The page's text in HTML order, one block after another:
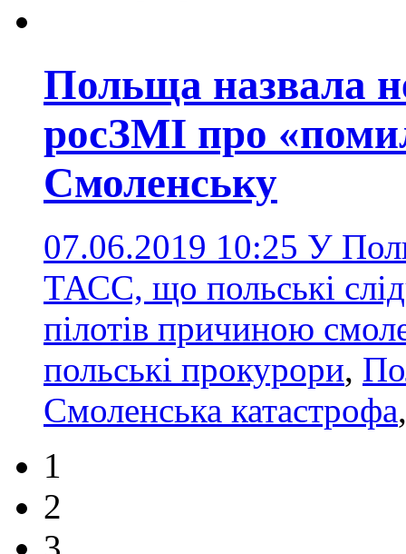
Польща назвала
росЗМІ про
Смоленську
07.06.2019 10:25 У
ТАСС, що польські
пілотів причиною
польські прокурори,
Смоленська катастрофа
1
2